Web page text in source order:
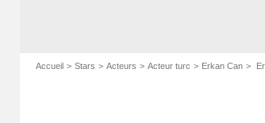
Accueil Stars Acteurs Acteur turc Erkan Can